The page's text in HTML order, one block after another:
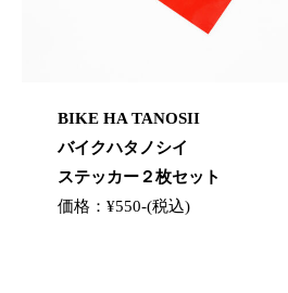
BIKE HA TANOSII
バイクハタノシイ
ステッカー２枚セット
価格：¥550-(税込)